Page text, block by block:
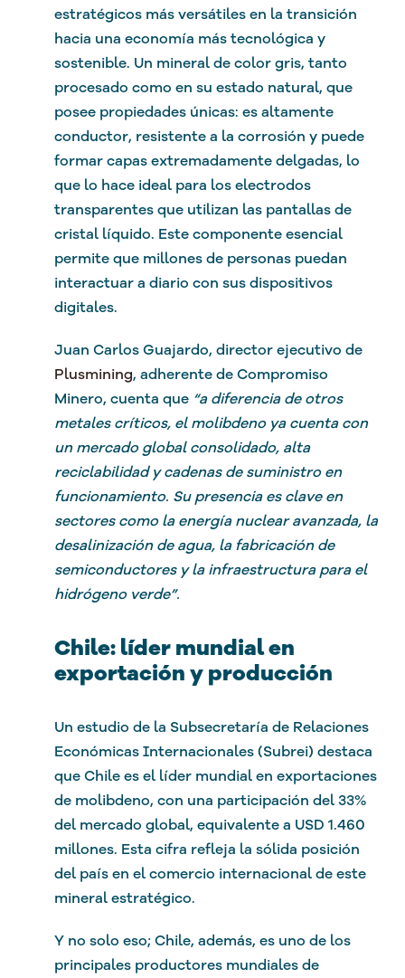
estratégicos más versátiles en la transición
hacia una economía más tecnológica y
sostenible. Un mineral de color gris, tanto
procesado como en su estado natural, que
posee propiedades únicas: es altamente
conductor, resistente a la corrosión y puede
formar capas extremadamente delgadas, lo
que lo hace ideal para los electrodos
transparentes que utilizan las pantallas de
cristal líquido. Este componente esencial
permite que millones de personas puedan
interactuar a diario con sus dispositivos
digitales.
Juan Carlos Guajardo, director ejecutivo de
Plusmining, adherente de Compromiso
Minero, cuenta que “adiferencia de otros
metales críticos, el molibdeno ya cuenta con
un mercado global consolidado, alta
reciclabilidad y cadenas de suministro en
funcionamiento. Su presencia es clave en
sectores como la energía nuclear avanzada, la
desalinización de agua, la fabricación de
semiconductores y la infraestructura para el
hidrógeno verde”.
Chile: líder mundial en
exportación y producción
Un estudio de la Subsecretaría de Relaciones
Económicas Internacionales (Subrei) destaca
que Chile es el líder mundial en exportaciones
de molibdeno, con una participación del 33%
del mercado global, equivalente a USD 1.460
millones. Esta cifra refleja la sólida posición
del país en el comercio internacional de este
mineral estratégico.
Y no solo eso; Chile, además, es uno de los
principales productores mundiales de